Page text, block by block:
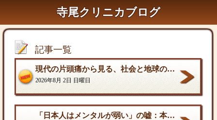
寺尾クリニカブログ
記事一覧
現代の片頭痛から見る、社会と地球の構造的課題
2026年8月 2日 日曜日
「日本人はメンタルが弱い」の嘘：本当の弱さと、自分を守る「成熟した強さ